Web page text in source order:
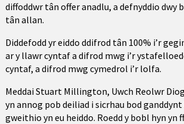
diffoddwr tân offer anadlu, a defnyddio dwy
tân allan.
Diddefodd yr eiddo ddifrod tân 100% i’r
ar y llawr cyntaf a difrod mwg i’r
cyntaf, a difrod mwg cymedrol i’r lolfa.
Meddai Stuart Millington, Uwch Reolwr
yn annog pob deiliad i sicrhau bod ganddynt
gweithio yn eu heiddo. Roedd y bobl hyn yn